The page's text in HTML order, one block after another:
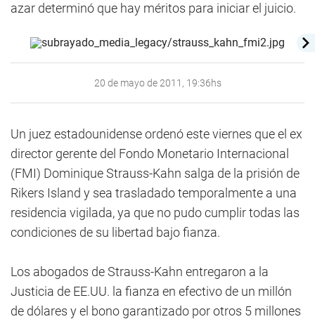
azar determinó que hay méritos para iniciar el juicio.
20 de mayo de 2011, 19:36hs
Un juez estadounidense ordenó este viernes que el ex
director gerente del Fondo Monetario Internacional
(FMI) Dominique Strauss-Kahn salga de la prisión de
Rikers Island y sea trasladado temporalmente a una
residencia vigilada, ya que no pudo cumplir todas las
condiciones de su libertad bajo fianza.
Los abogados de Strauss-Kahn entregaron a la
Justicia de EE.UU. la fianza en efectivo de un millón
de dólares y el bono garantizado por otros 5 millones